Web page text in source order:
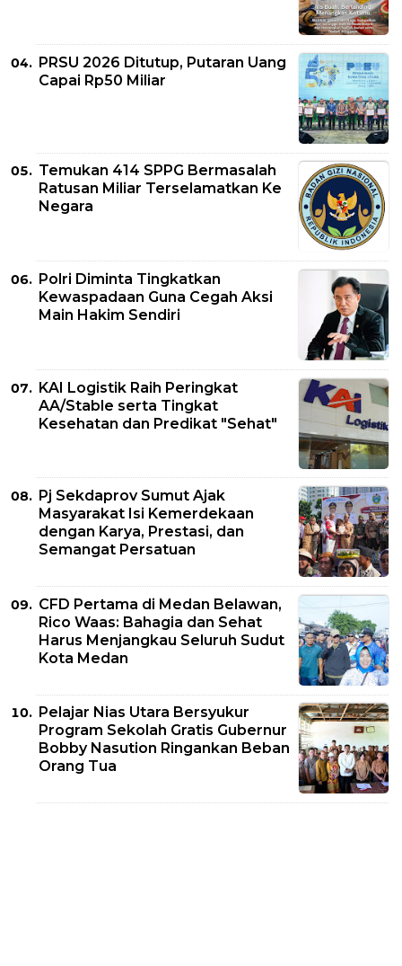
PRSU 2026 Ditutup, Putaran Uang
Capai Rp50 Miliar
Temukan 414 SPPG Bermasalah
Ratusan Miliar Terselamatkan Ke
Negara
Polri Diminta Tingkatkan
Kewaspadaan Guna Cegah Aksi
Main Hakim Sendiri
KAI Logistik Raih Peringkat
AA/Stable serta Tingkat
Kesehatan dan Predikat "Sehat"
Pj Sekdaprov Sumut Ajak
Masyarakat Isi Kemerdekaan
dengan Karya, Prestasi, dan
Semangat Persatuan
CFD Pertama di Medan Belawan,
Rico Waas: Bahagia dan Sehat
Harus Menjangkau Seluruh Sudut
Kota Medan
Pelajar Nias Utara Bersyukur
Program Sekolah Gratis Gubernur
Bobby Nasution Ringankan Beban
Orang Tua